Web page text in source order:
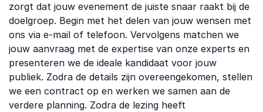
zorgt dat jouw evenement de juiste snaar raakt bij de
doelgroep. Begin met het delen van jouw wensen met
ons via e-mail of telefoon. Vervolgens matchen we
jouw aanvraag met de expertise van onze experts en
presenteren we de ideale kandidaat voor jouw
publiek. Zodra de details zijn overeengekomen, stellen
we een contract op en werken we samen aan de
verdere planning. Zodra de lezing heeft